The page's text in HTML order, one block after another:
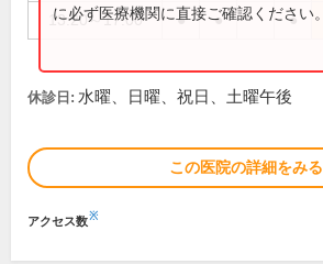
13:20～17:00 ● ● ●
に必ず医療機関に直接ご確認ください。
休診日: 水曜、日曜、祝日、土曜午後
この医院の詳細をみる
アクセス数※